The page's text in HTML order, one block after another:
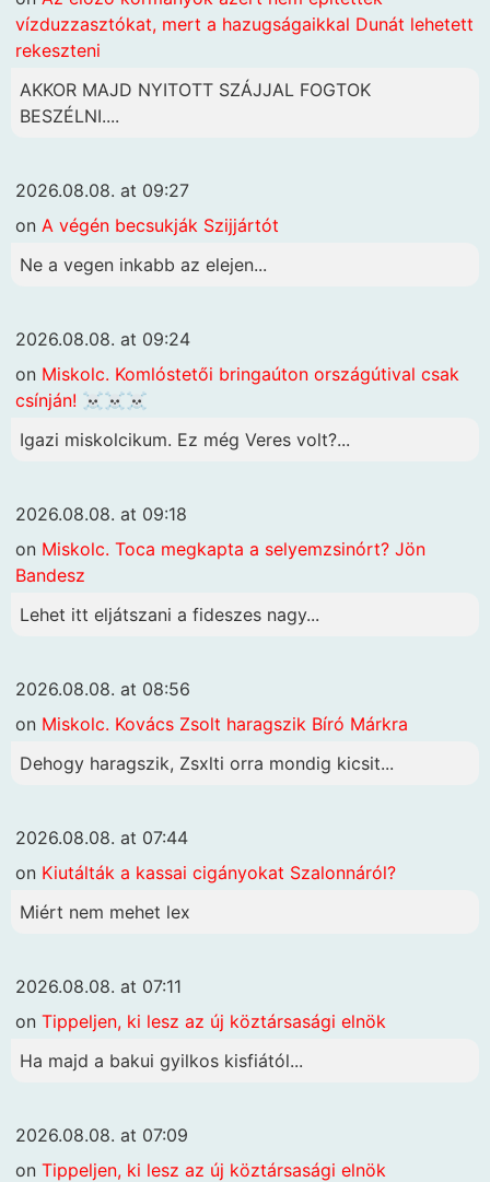
vízduzzasztókat, mert a hazugságaikkal Dunát lehetett
rekeszteni
AKKOR MAJD NYITOTT SZÁJJAL FOGTOK
BESZÉLNI....
2026.08.08. at 09:27
on A végén becsukják Szijjártót
Ne a vegen inkabb az elejen...
2026.08.08. at 09:24
on Miskolc. Komlóstetői bringaúton országútival csak
csínján! ☠️☠️☠️
Igazi miskolcikum. Ez még Veres volt?...
2026.08.08. at 09:18
on Miskolc. Toca megkapta a selyemzsinórt? Jön
Bandesz
Lehet itt eljátszani a fideszes nagy...
2026.08.08. at 08:56
on Miskolc. Kovács Zsolt haragszik Bíró Márkra
Dehogy haragszik, Zsxlti orra mondig kicsit...
2026.08.08. at 07:44
on Kiutálták a kassai cigányokat Szalonnáról?
Miért nem mehet lex
2026.08.08. at 07:11
on Tippeljen, ki lesz az új köztársasági elnök
Ha majd a bakui gyilkos kisfiától...
2026.08.08. at 07:09
on Tippeljen, ki lesz az új köztársasági elnök